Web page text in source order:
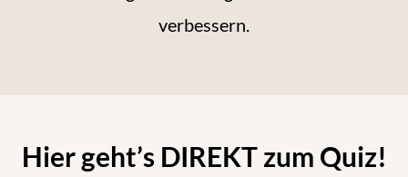
verbessern.
Hier geht’s DIREKT zum Quiz!